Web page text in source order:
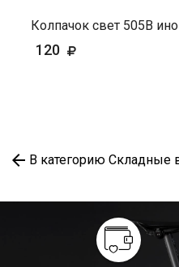
Колпачок свет 505В
120
В категорию Складные